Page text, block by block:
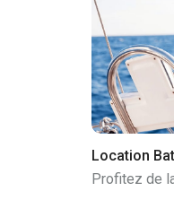
Location
Profitez de